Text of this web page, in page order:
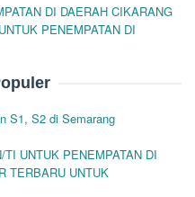
DI DAERAH CIKARANG
PENEMPATAN DI
S1, S2 di Semarang
UNTUK PENEMPATAN DI
TERBARU UNTUK